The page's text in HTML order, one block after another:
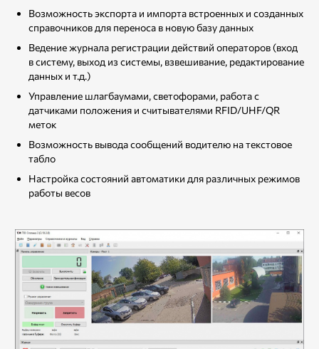
Возможность экспорта и импорта встроенных и созданных
справочников для переноса в новую базу данных
Ведение журнала регистрации действий операторов (вход
в систему, выход из системы, взвешивание, редактирование
данных и т.д.)
Управление шлагбаумами, светофорами, работа с
датчиками положения и считывателями RFID/UHF/QR
меток
Возможность вывода сообщений водителю на текстовое
табло
Настройка состояний автоматики для различных режимов
работы весов